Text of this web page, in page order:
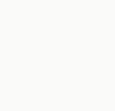
30 Beta Glukan
- 90 kapslar)